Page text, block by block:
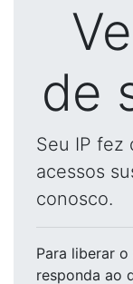
de
Seu IP fez
acessos
conosco.
Para liberar o
responda ao